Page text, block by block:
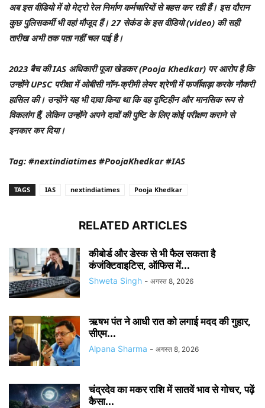
अब इस वीडियो में वो मेट्रो रेल निर्माण कर्मचारियों से बहस कर रही हैं। इस दौरान
कुछ पुलिसकर्मी भी वहां मौजूद हैं। 27 सेकंड के इस वीडियो (video) की सही
तारीख अभी तक पता नहीं चल पाई है।
2023 बैच की IAS अधिकारी पूजा खेडकर (Pooja Khedkar) पर आरोप है कि
उन्होंने UPSC परीक्षा में ओबीसी नॉन-क्रीमी लेयर श्रेणी में फर्जीवाड़ा करके नौकरी
हासिल की। उन्होंने यह भी दावा किया था कि वह दृष्टिहीन और मानसिक रूप से
विकलांग हैं, लेकिन उन्होंने अपने दावों की पुष्टि के लिए कोई परीक्षण कराने से
इनकार कर दिया।
Tag: #nextindiatimes #PoojaKhedkar #IAS
TAGS IAS nextindiatimes Pooja Khedkar
RELATED ARTICLES
कीबोर्ड और डेस्क से भी फैल सकता है
कंजंक्टिवाइटिस, ऑफिस में...
Shweta Singh - अगस्त 8, 2026
ऋषभ पंत ने आधी रात को लगाई मदद की गुहार,
सीएम...
Alpana Sharma - अगस्त 8, 2026
चंद्रदेव का मकर राशि में सातवें भाव से गोचर, पढ़ें
कैसा...